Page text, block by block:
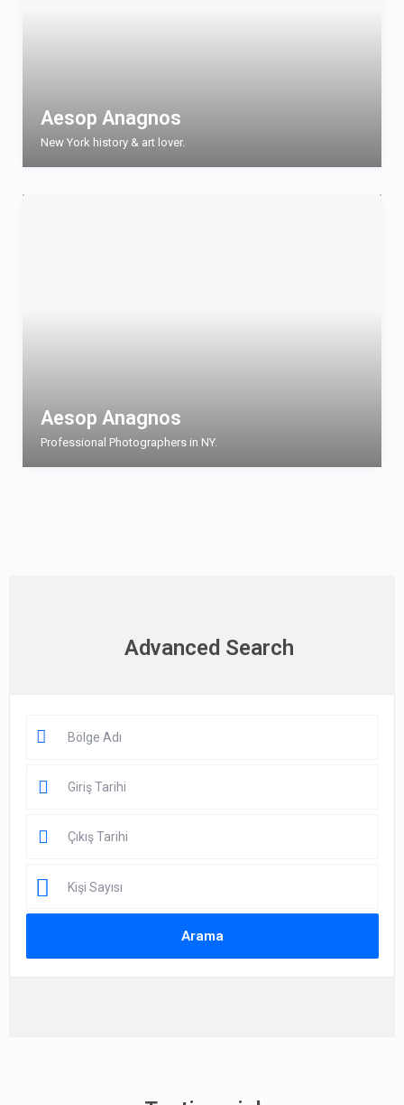
Aesop Anagnos
New York history & art lover.
Aesop Anagnos
Professional Photographers in NY.
Advanced Search
Kişi Sayısı